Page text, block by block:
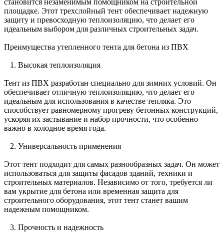
площадке. Этот трехслойный тент обеспечивает надежную
защиту и превосходную теплоизоляцию, что делает его
идеальным выбором для различных строительных задач.
Преимущества утепленного тента для бетона из ПВХ
1. Высокая теплоизоляция
Тент из ПВХ разработан специально для зимних условий. Он
обеспечивает отличную теплоизоляцию, что делает его
идеальным для использования в качестве тепляка. Это
способствует равномерному прогреву бетонных конструкций,
ускоряя их застывание и набор прочности, что особенно
важно в холодное время года.
2. Универсальность применения
Этот тент подходит для самых разнообразных задач. Он может
использоваться для защиты фасадов зданий, техники и
строительных материалов. Независимо от того, требуется ли
вам укрытие для бетона или временная защита для
строительного оборудования, этот тент станет вашим
надежным помощником.
3. Прочность и надежность